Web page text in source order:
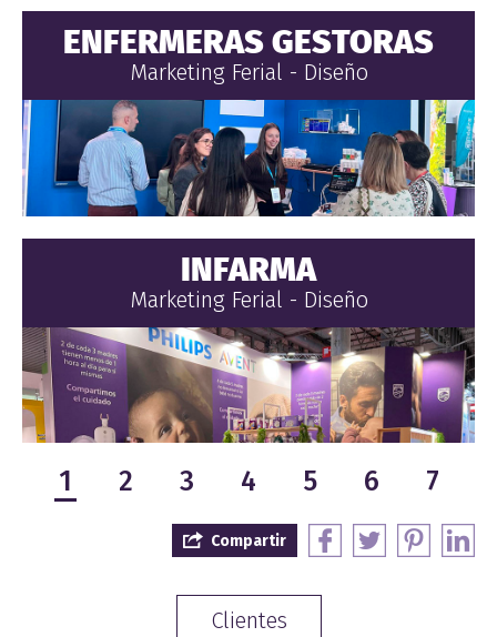
ENFERMERAS GESTORAS
Marketing Ferial - Diseño
INFARMA
Marketing Ferial - Diseño
1 2 3 4 5 6 7
Compartir
Clientes